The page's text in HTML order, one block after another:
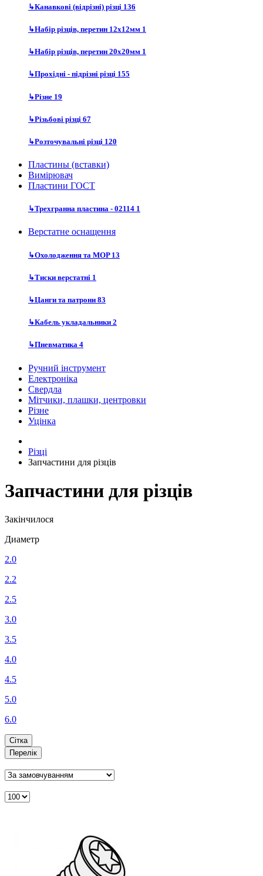
↳Канавкові (відрізні) різці 136
↳Набір різців, перетин 12х12мм 1
↳Набір різців, перетин 20х20мм 1
↳Прохідні - підрізні різці 155
↳Різне 19
↳Різьбові різці 67
↳Розточувальні різці 120
Пластины (вставки)
Вимірювач
Пластини ГОСТ
↳Трехгранна пластина - 02114 1
Верстатне оснащення
↳Охолодження та MOP 13
↳Тиски верстатні 1
↳Цанги та патрони 83
↳Кабель укладальники 2
↳Пневматика 4
Ручний інструмент
Електроніка
Свердла
Мітчики, плашки, центровки
Різне
Уцінка
Різці
Запчастини для різців
Запчастини для різців
Закінчилося
Диаметр
2.0
2.2
2.5
3.0
3.5
4.0
4.5
5.0
6.0
Сітка
Перелік